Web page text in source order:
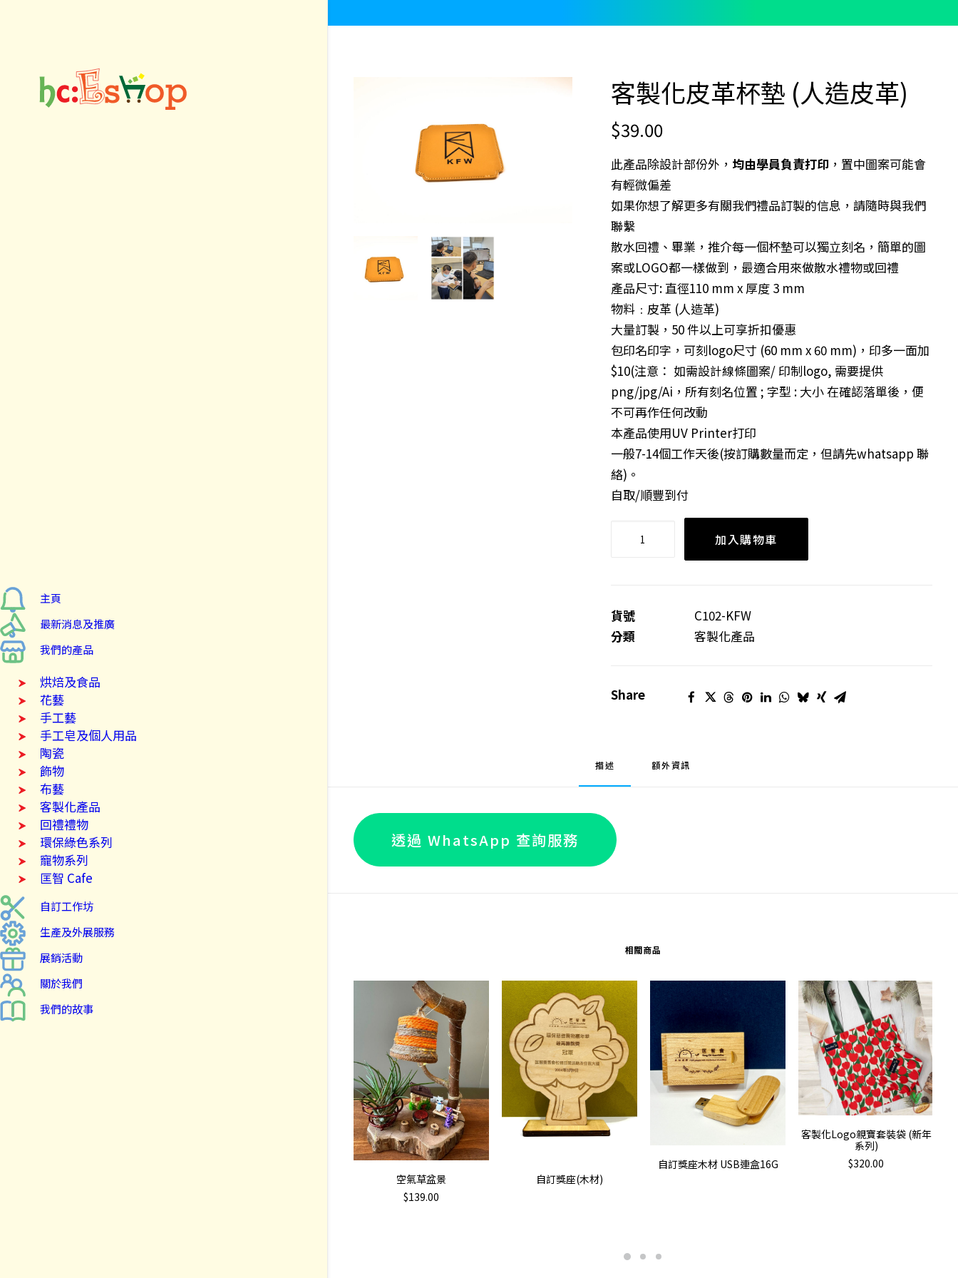
主頁
最新消息及推廣
我們的產品
烘焙及食品
花藝
手工藝
手工皂及個人用品
陶瓷
飾物
布藝
客製化產品
回禮禮物
環保綠色系列
寵物系列
匡智 Cafe
自訂工作坊
生產及外展服務
展銷活動
關於我們
我們的故事
客製化皮革杯墊 (人造皮革)
$39.00
此產品除設計部份外， 均由學員負責打印 ，置中圖案可能會
有輕微偏差
如果你想了解更多有關我們禮品訂製的信息，請隨時與我們
聯繫
散水回禮、畢業，推介每一個杯墊可以獨立刻名，簡單的圖
案或LOGO都一樣做到，最適合用來做散水禮物或回禮
產品尺寸: 直徑110 mm x 厚度 3 mm
物料﹕皮革 (人造革)
大量訂製，50 件以上可享折扣優惠
包印名印字，可刻logo尺寸 (60 mm x 60 mm)，印多一面加
$10(注意： 如需設計線條圖案/ 印制logo, 需要提供
png/jpg/Ai，所有刻名位置 ; 字型 : 大小 在確認落單後，便
不可再作任何改動
本產品使用UV Printer打印
一般7-14個工作天後(按訂購數量而定，但請先whatsapp 聯
絡)。
自取/順豐到付
革
杯
造
數
加入購物車
貨號
C102-KFW
分類
客製化產品
Share
描述 額外資訊
透過 WhatsApp 查詢服務
相關商品
加入購物車
空氣草盆景
$139.00
查看內容
自訂獎座(木材)
查看內容
自訂獎座木材 USB連盒16G
加入購物車
客製化Logo親寶套裝袋 (新年
系列)
$320.00